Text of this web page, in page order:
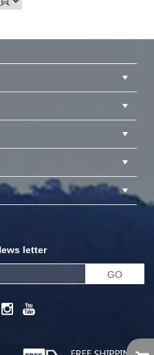
合作
採購
供應商
letter
GO